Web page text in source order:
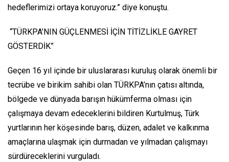
hedeflerimizi ortaya koruyoruz.” diye konuştu.
“TÜRKPA’NIN GÜÇLENMESİ İÇİN TİTİZLİKLE GAYRET
GÖSTERDİK”
Geçen 16 yıl içinde bir uluslararası kuruluş olarak önemli bir
tecrübe ve birikim sahibi olan TÜRKPA’nın çatısı altında,
bölgede ve dünyada barışın hükümferma olması için
çalışmaya devam edeceklerini bildiren Kurtulmuş, Türk
yurtlarının her köşesinde barış, düzen, adalet ve kalkınma
amaçlarına ulaşmak için durmadan ve yılmadan çalışmayı
sürdüreceklerini vurguladı.